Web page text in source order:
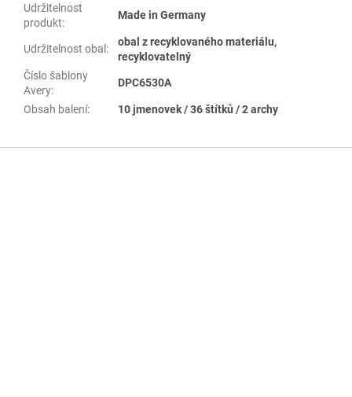
Udržitelnost
produkt:
Made in Germany
Udržitelnost obal :
obal z recyklovaného materiálu,
recyklovatelný
Číslo šablony
Avery:
DPC6530A
Obsah balení: 10 jmenovek / 36 štítků / 2 archy